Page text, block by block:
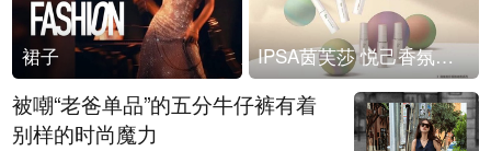
裙子 IPSA茵芙莎 悦己香氛凝露上市
被嘲“老爸单品”的五分牛仔裤有着
别样的时尚魔力